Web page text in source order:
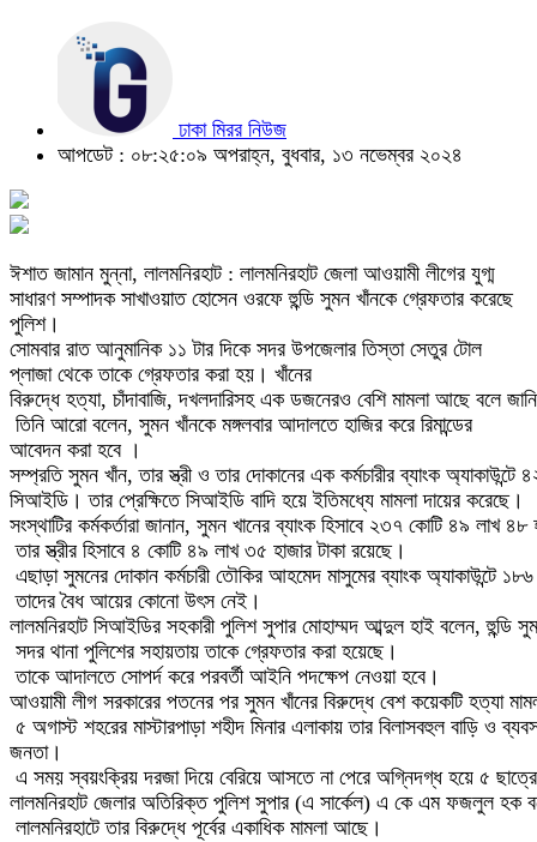
ঢাকা মিরর নিউজ
আপডেট : ০৮:২৫:০৯ অপরাহ্ন, বুধবার, ১৩ নভেম্বর ২০২৪
ঈশাত জামান মুন্না, লালমনিরহাট : লালমনিরহাট জেলা আওয়ামী লীগের যুগ্ম
সাধারণ সম্পাদক সাখাওয়াত হোসেন ওরফে হুন্ডি সুমন খাঁনকে গ্রেফতার করেছে
পুলিশ।
সোমবার রাত আনুমানিক ১১ টার দিকে সদর উপজেলার তিস্তা সেতুর টোল
প্লাজা থেকে তাকে গ্রেফতার করা হয়। খাঁনের
বিরুদ্ধে হত্যা, চাঁদাবাজি, দখলদারিসহ এক ডজনেরও বেশি মামলা আছে বলে
তিনি আরো বলেন, সুমন খাঁনকে মঙ্গলবার আদালতে হাজির করে রিমান্ডের
আবেদন করা হবে ।
সম্প্রতি সুমন খাঁন, তার স্ত্রী ও তার দোকানের এক কর্মচারীর ব্যাংক
সিআইডি। তার প্রেক্ষিতে সিআইডি বাদি হয়ে ইতিমধ্যে মামলা দায়ের করেছে।
সংস্থাটির কর্মকর্তারা জানান, সুমন খানের ব্যাংক হিসাবে ২৩৭ কোটি ৪৯ লাখ
তার স্ত্রীর হিসাবে ৪ কোটি ৪৯ লাখ ৩৫ হাজার টাকা রয়েছে।
এছাড়া সুমনের দোকান কর্মচারী তৌকির আহমেদ মাসুমের ব্যাংক অ্যাকাউন্টে
তাদের বৈধ আয়ের কোনো উৎস নেই।
লালমনিরহাট সিআইডির সহকারী পুলিশ সুপার মোহাম্মদ আব্দুল হাই বলেন, হুন্ডি
সদর থানা পুলিশের সহায়তায় তাকে গ্রেফতার করা হয়েছে।
তাকে আদালতে সোপর্দ করে পরবর্তী আইনি পদক্ষেপ নেওয়া হবে।
আওয়ামী লীগ সরকারের পতনের পর সুমন খাঁনের বিরুদ্ধে বেশ কয়েকটি হত্যা
৫ অগাস্ট শহরের মাস্টারপাড়া শহীদ মিনার এলাকায় তার বিলাসবহুল বাড়ি ও
জনতা।
এ সময় স্বয়ংক্রিয় দরজা দিয়ে বেরিয়ে আসতে না পেরে অগ্নিদগ্ধ হয়ে ৫
লালমনিরহাট জেলার অতিরিক্ত পুলিশ সুপার (এ সার্কেল) এ কে এম ফজলুল হক
লালমনিরহাটে তার বিরুদ্ধে পূর্বের একাধিক মামলা আছে।